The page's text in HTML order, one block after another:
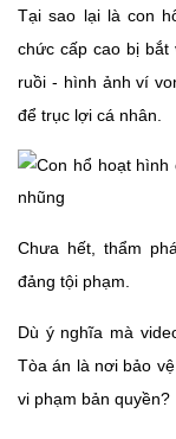
Tại sao lại là con
chức cấp cao bị bắt
ruồi - hình ảnh ví
để trục lợi cá nhân.
Chưa hết, thẩm
đảng tội phạm.
Dù ý nghĩa mà
Tòa án là nơi bảo
vi phạm bản quyền?